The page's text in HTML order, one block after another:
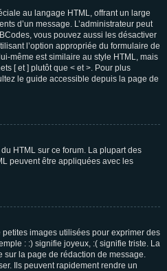
au langage HTML, offrant un large
d’un message. L’administrateur peut
vous pouvez aussi les désactiver
l’option appropriée du formulaire de
même est similaire au style HTML, mais
[ et ] plutôt que < et >. Pour plus
le guide accessible depuis la page de
HTML sur ce forum. La plupart des
peuvent être appliquées avec les
images utilisées pour exprimer des
: :) signifie joyeux, :( signifie triste. La
sur la page de rédaction de message.
Ils peuvent rapidement rendre un